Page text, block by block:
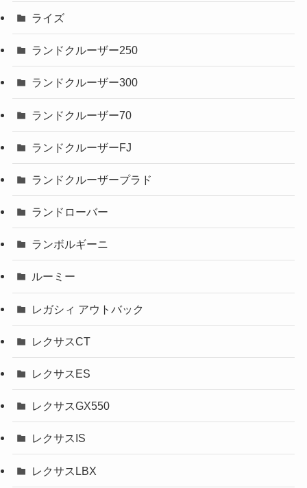
ライズ
ランドクルーザー250
ランドクルーザー300
ランドクルーザー70
ランドクルーザーFJ
ランドクルーザープラド
ランドローバー
ランボルギーニ
ルーミー
レガシィ アウトバック
レクサスCT
レクサスES
レクサスGX550
レクサスIS
レクサスLBX